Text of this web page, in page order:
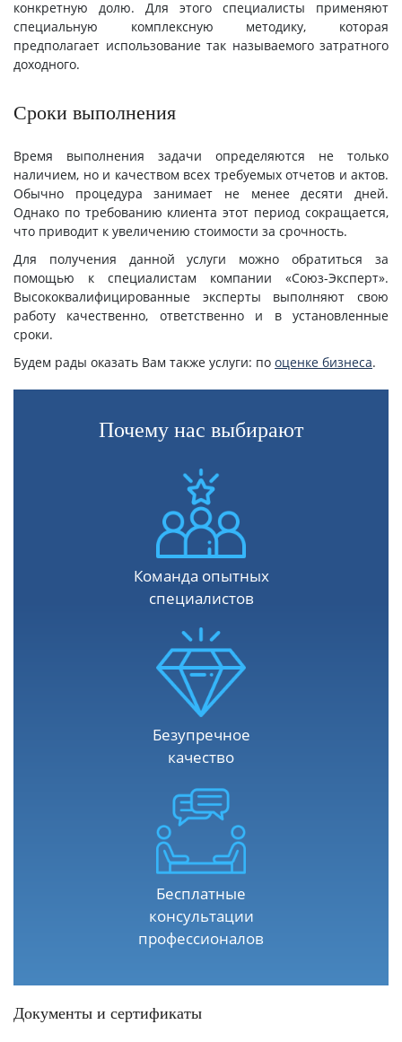
конкретную долю. Для этого специалисты применяют
специальную комплексную методику, которая
предполагает использование так называемого затратного
доходного.
Сроки выполнения
Время выполнения задачи определяются не только
наличием, но и качеством всех требуемых отчетов и актов.
Обычно процедура занимает не менее десяти дней.
Однако по требованию клиента этот период сокращается,
что приводит к увеличению стоимости за срочность.
Для получения данной услуги можно обратиться за
помощью к специалистам компании «Союз-Эксперт».
Высококвалифицированные эксперты выполняют свою
работу качественно, ответственно и в установленные
сроки.
Будем рады оказать Вам также услуги: по оценке бизнеса.
Почему нас выбирают
Команда опытных
специалистов
Безупречное
качество
Бесплатные
консультации
профессионалов
Документы и сертификаты